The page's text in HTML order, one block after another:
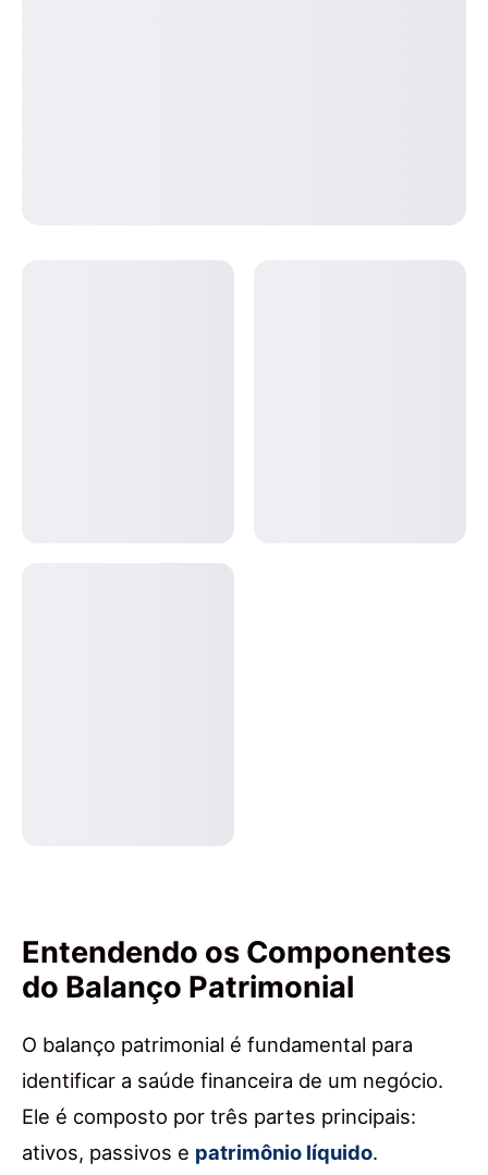
Entendendo os Componentes
do Balanço Patrimonial
O balanço patrimonial é fundamental para
identificar a saúde financeira de um negócio.
Ele é composto por três partes principais:
ativos, passivos e patrimônio líquido.